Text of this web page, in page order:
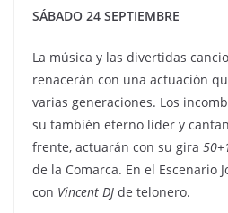
SÁBADO 24 SEPTIEMBRE
La música y las divertidas
renacerán con una actuación
varias generaciones. Los
su también eterno líder y
frente, actuarán con su gira
de la Comarca. En el Escenario
con Vincent DJ de telonero.